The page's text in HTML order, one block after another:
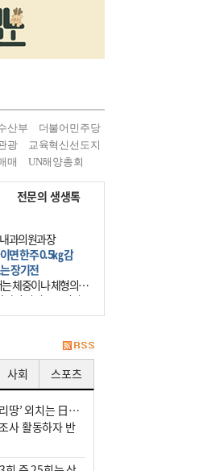
산부
더불어민주당
광
교육혁신선도지
매 UN해양총회
전문의 생생톡
과의원과장
면 한주 0.5㎏ 감
장기전
체중이나 체형의 문
나의 질병으로 인지
를 해야 한다. 세계
사회 스포츠
땅’ 외치는 日…
사 활동하자 반